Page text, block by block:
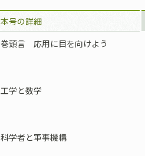
本号の詳細
巻頭言 応用に目を向けよう
工学と数学
科学者と軍事機構